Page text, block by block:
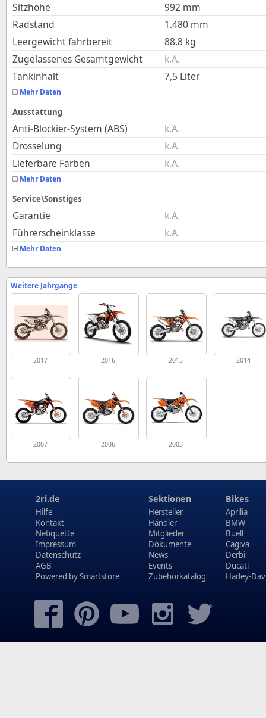
Sitzhöhe 992 mm
Radstand
1.480 mm
Leergewicht fahrbereit
88,8 kg
Zugelassenes Gesamtgewicht
k.A.
Tankinhalt
7,5 Liter
Mehr Daten
Ausstattung
Anti-Blockier-System (ABS)
k.A.
Drosselung
k.A.
Lieferbare Farben
k.A.
Mehr Daten
Service\Sonstiges
Garantie
k.A.
Führerscheinklasse
k.A.
Mehr Daten
Weitere Jahrgänge
2017 2016 2015 2014
2007 2006 2003
2ri.de
Hilfe
Kontakt
Netiquette
Impressum
Datenschutz
AGB
Powered bySmartstore
Sektionen
Hersteller
Händler
Mitglieder
Dokumente
News
Events
Zubehörkatalog
Bikes
Aprilia
BMW
Buell
Cagiva
Derbi
Ducati
Harley-